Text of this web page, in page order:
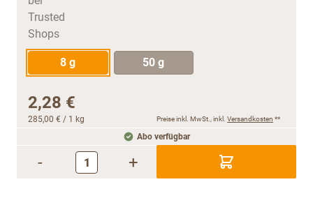
8 g 50 g
2,28 €
285,00 € / 1 kg Preise inkl. MwSt., inkl. Versandkosten **
Abo verfügbar
- +